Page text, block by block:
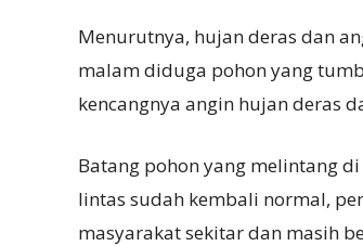
Menurutnya, hujan deras dan
malam diduga pohon yang
kencangnya angin hujan deras
Batang pohon yang melintang
lintas sudah kembali normal,
masyarakat sekitar dan masih